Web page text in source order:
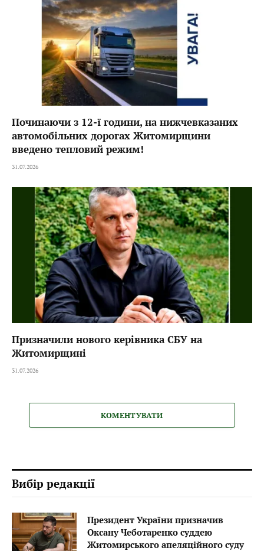
Починаючи з 12-ї години, на нижчевказаних
автомобільних дорогах Житомирщини
введено тепловий режим!
31.07.2026
Призначили нового керівника СБУ на
Житомирщині
31.07.2026
КОМЕНТУВАТИ
Вибір редакції
Президент України призначив
Оксану Чеботаренко суддею
Житомирського апеляційного суду